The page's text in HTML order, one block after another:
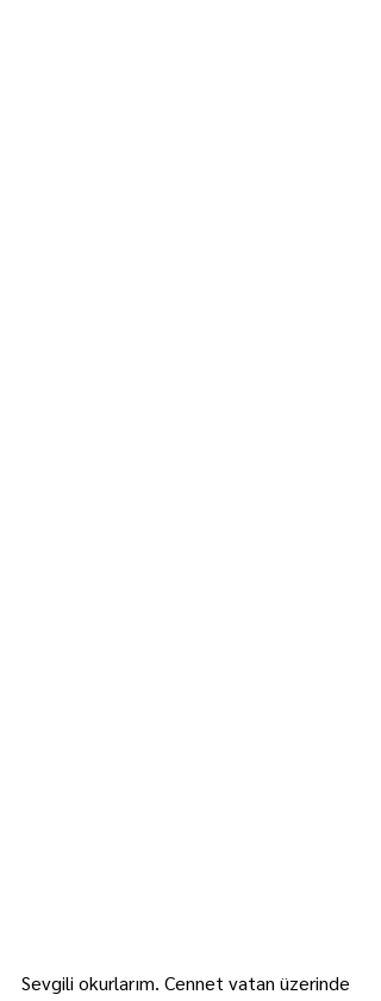
Sevgili okurlarım. Cennet vatan üzerinde